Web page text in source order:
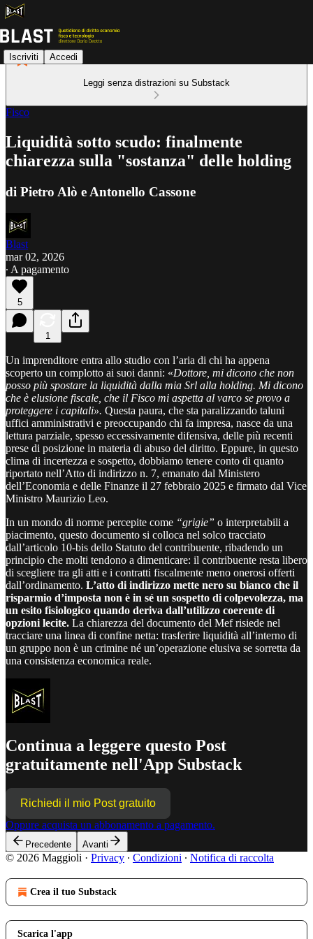
Iscriviti Accedi
Leggi senza distrazioni su Substack
Fisco
Liquidità sotto scudo: finalmente
chiarezza sulla "sostanza" delle holding
di Pietro Alò e Antonello Cassone
Blast
mar 02, 2026
∙ A pagamento
5
1
Un imprenditore entra allo studio con l’aria di chi ha appena
scoperto un complotto ai suoi danni: «Dottore, mi dicono che non
posso più spostare la liquidità dalla mia Srl alla holding. Mi dicono
che è elusione fiscale, che il Fisco mi aspetta al varco se provo a
proteggere i capitali». Questa paura, che sta paralizzando taluni
uffici amministrativi e preoccupando chi fa impresa, nasce da una
lettura parziale, spesso eccessivamente difensiva, delle più recenti
prese di posizione in materia di abuso del diritto. Eppure, in questo
clima di incertezza e sospetto, dobbiamo tenere conto di quanto
riportato nell’Atto di indirizzo n. 7, emanato dal Ministero
dell’Economia e delle Finanze il 27 febbraio 2025 e firmato dal Vice
Ministro Maurizio Leo.
In un mondo di norme percepite come “grigie” o interpretabili a
piacimento, questo documento si colloca nel solco tracciato
dall’articolo 10-bis dello Statuto del contribuente, ribadendo un
principio che molti tendono a dimenticare: il contribuente resta libero
di scegliere tra gli atti e i contratti fiscalmente meno onerosi offerti
dall’ordinamento. L’atto di indirizzo mette nero su bianco che il
risparmio d’imposta non è in sé un sospetto di colpevolezza, ma
un esito fisiologico quando deriva dall’utilizzo coerente di
opzioni lecite. La chiarezza del documento del Mef risiede nel
tracciare una linea di confine netta: trasferire liquidità all’interno di
un gruppo non è un crimine né un’operazione elusiva se sorretta da
una consistenza economica reale.
Continua a leggere questo Post
gratuitamente nell'App Substack
Richiedi il mio Post gratuito
Oppure acquista un abbonamento a pagamento.
Precedente Avanti
© 2026 Maggioli · Privacy ∙ Condizioni ∙ Notifica di raccolta
Crea il tuo Substack
Scarica l'app